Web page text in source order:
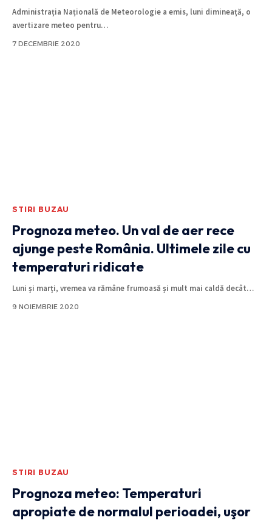
Administrația Națională de Meteorologie a emis, luni dimineață, o
avertizare meteo pentru…
7 DECEMBRIE 2020
STIRI BUZAU
Prognoza meteo. Un val de aer rece
ajunge peste România. Ultimele zile cu
temperaturi ridicate
Luni și marți, vremea va rămâne frumoasă și mult mai caldă decât…
9 NOIEMBRIE 2020
STIRI BUZAU
Prognoza meteo: Temperaturi
apropiate de normalul perioadei, uşor